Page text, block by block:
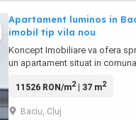
Apartament luminos in
imobil tip vila nou
Koncept Imobiliare va ofera
un apartament situat in
regim redus de inaltime, dispus
etajul 1 din 2, intr-o zona
11526 RON/m2| 37 m2
Baciu, Cluj